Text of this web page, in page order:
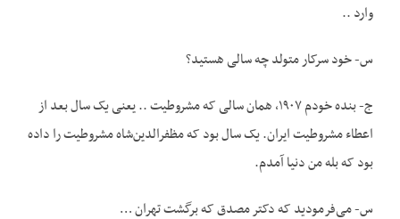
وارد ..
س- خود سرکار متولد چه سالی هستید؟
ج- بنده خودم ۱۹۰۷، همان سالی که مشروطیت .. يعنی یک سال بعد از
اعطاء مشروطیت ایران. یک سال بود که مظفرالدین‌شاه مشروطیت را داده
بود که بله من دنيا آمدم.
س- می‌‌‌‌فرمودید که دکتر مصدق که برگشت تهران …